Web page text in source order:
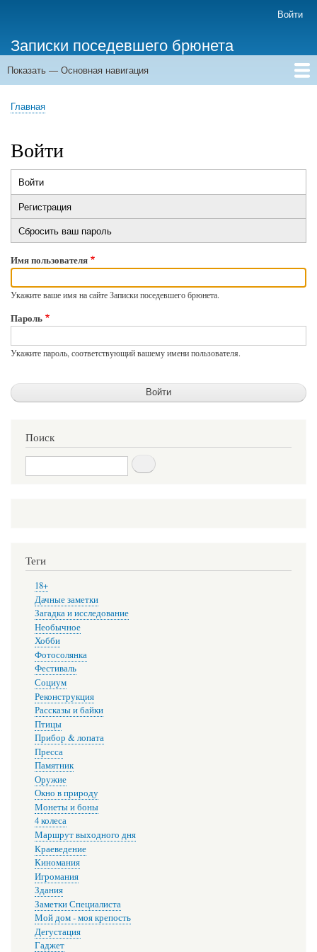
основному
содержанию
учётной
записи
пользователя
Войти
Записки поседевшего брюнета
Основная
Показать — Основная навигация
Главная
Строка
Главная
Войти
Главные
вкладки
Войти
вкладка)
Регистрация
Сбросить ваш пароль
Имя пользователя
Укажите ваше имя на сайте Записки поседевшего брюнета.
Пароль
Укажите пароль, соответствующий вашему имени пользователя.
Поиск
Поиск
Теги
18+
Дачные заметки
Загадка и исследование
Необычное
Хобби
Фотосолянка
Фестиваль
Социум
Реконструкция
Рассказы и байки
Птицы
Прибор & лопата
Пресса
Памятник
Оружие
Окно в природу
Монеты и боны
4 колеса
Маршрут выходного дня
Краеведение
Киномания
Игромания
Здания
Заметки Специалиста
Мой дом - моя крепость
Дегустация
Гаджет